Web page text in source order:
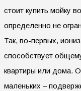
стоит купить мойку
определенно не
Так, во-первых,
способствует
квартиры или дома.
маленьких –